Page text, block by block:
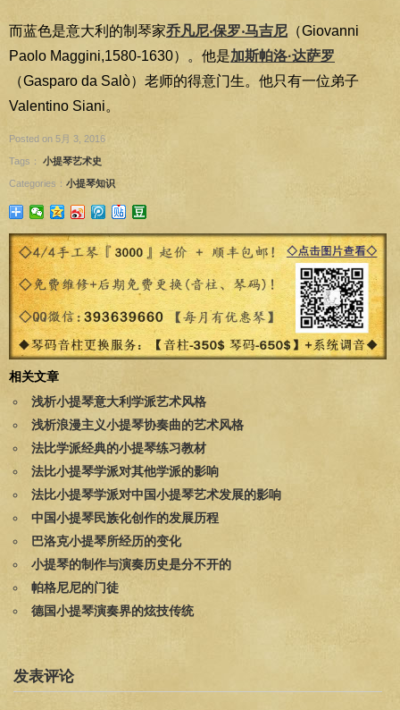
而蓝色是意大利的制琴家乔凡尼‧保罗‧马吉尼 （Giovanni
Paolo Maggini,1580-1630）。他是加斯帕洛·达萨罗
（Gasparo da Salò）老师的得意门生。他只有一位弟子
Valentino Siani。
Posted on 5月 3, 2016
Tags： 小提琴艺术史
Categories： 小提琴知识
相关文章
浅析小提琴意大利学派艺术风格
浅析浪漫主义小提琴协奏曲的艺术风格
法比学派经典的小提琴练习教材
法比小提琴学派对其他学派的影响
法比小提琴学派对中国小提琴艺术发展的影响
中国小提琴民族化创作的发展历程
巴洛克小提琴所经历的变化
小提琴的制作与演奏历史是分不开的
帕格尼尼的门徒
德国小提琴演奏界的炫技传统
发表评论